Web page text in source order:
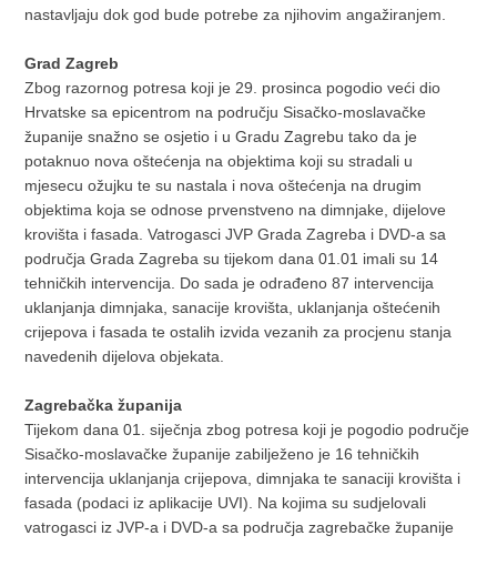
nastavljaju dok god bude potrebe za njihovim angažiranjem.
Grad Zagreb
Zbog razornog potresa koji je 29. prosinca pogodio veći dio
Hrvatske sa epicentrom na području Sisačko-moslavačke
županije snažno se osjetio i u Gradu Zagrebu tako da je
potaknuo nova oštećenja na objektima koji su stradali u
mjesecu ožujku te su nastala i nova oštećenja na drugim
objektima koja se odnose prvenstveno na dimnjake, dijelove
krovišta i fasada. Vatrogasci JVP Grada Zagreba i DVD-a sa
područja Grada Zagreba su tijekom dana 01.01 imali su 14
tehničkih intervencija. Do sada je odrađeno 87 intervencija
uklanjanja dimnjaka, sanacije krovišta, uklanjanja oštećenih
crijepova i fasada te ostalih izvida vezanih za procjenu stanja
navedenih dijelova objekata.
Zagrebačka županija
Tijekom dana 01. siječnja zbog potresa koji je pogodio područje
Sisačko-moslavačke županije zabilježeno je 16 tehničkih
intervencija uklanjanja crijepova, dimnjaka te sanaciji krovišta i
fasada (podaci iz aplikacije UVI). Na kojima su sudjelovali
vatrogasci iz JVP-a i DVD-a sa područja zagrebačke županije